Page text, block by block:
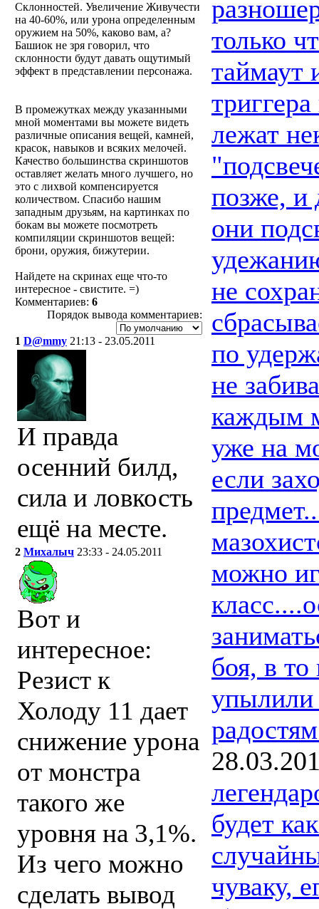
Склонностей. Увеличение Живучести
на 40-60%, или урона определенным
оружием на 50%, каково вам, а?
Башиок не зря говорил, что
склонности будут давать ощутимый
эффект в представлении персонажа.
В промежутках между указанными
мной моментами вы можете видеть
различные описания вещей, камней,
красок, навыков и всяких мелочей.
Качество большинства скриншотов
оставляет желать много лучшего, но
это с лихвой компенсируется
количеством. Спасибо нашим
западным друзьям, на картинках по
бокам вы можете посмотреть
компиляции скриншотов вещей:
брони, оружия, бижутерии.
Найдете на скринах еще что-то
интересное - свистите. =)
Комментариев: 6
Порядок вывода комментариев:
1 D@mmy 21:13 - 23.05.2011
И правда
осенний билд,
сила и ловкость
ещё на месте.
2 Михалыч 23:33 - 24.05.2011
Вот и
интересное:
Резист к
Холоду 11 дает
снижение урона
от монстра
такого же
уровня на 3,1%.
Из чего можно
сделать вывод
только
таймаут
лежат
позже, и
они
не
по
не
каждым
уже на
если
можно
боя, в
упылили
будет
чуваку,